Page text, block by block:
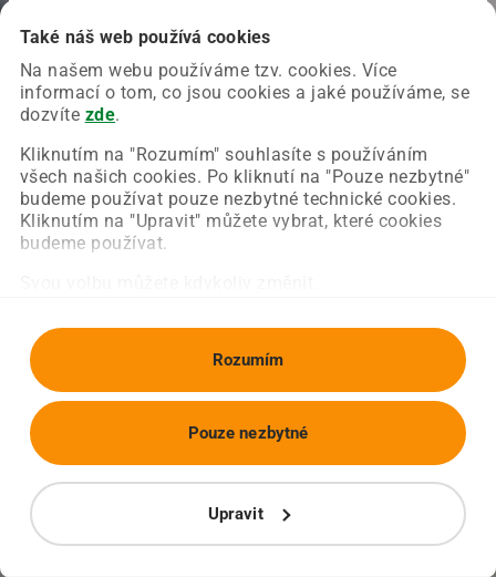
Také náš web používá cookies
Na našem webu používáme tzv. cookies. Více
informací o tom, co jsou cookies a jaké používáme, se
dozvíte zde.
Kliknutím na "Rozumím" souhlasíte s používáním
všech našich cookies. Po kliknutí na "Pouze nezbytné"
budeme používat pouze nezbytné technické cookies.
Kliknutím na "Upravit" můžete vybrat, které cookies
budeme používat.
Rozumím
Upravit
Pouze nezbytné
Chyba nastala na naší straně a už ji opravujeme.
Zkuste prosím znovu načíst požadovanou stránku.
Obnovit stránku Úvodní strana